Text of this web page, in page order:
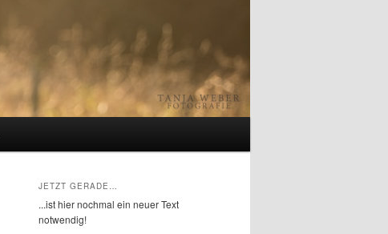
JETZT GERADE…
...ist hier nochmal ein neuer Text
notwendig!